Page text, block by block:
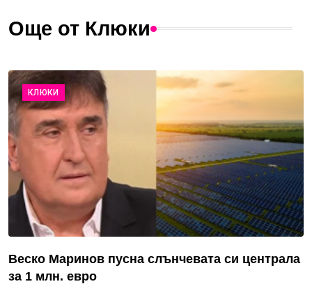
Още от Клюки
КЛЮКИ
Веско Маринов пусна слънчевата си централа
за 1 млн. евро